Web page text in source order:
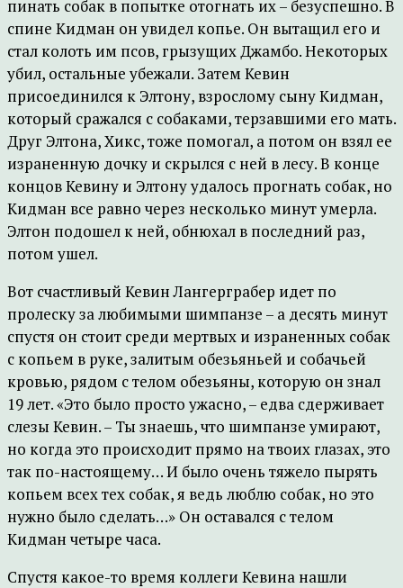
пинать собак в попытке отогнать их – безуспешно. В
спине Кидман он увидел копье. Он вытащил его и
стал колоть им псов, грызущих Джамбо. Некоторых
убил, остальные убежали. Затем Кевин
присоединился к Элтону, взрослому сыну Кидман,
который сражался с собаками, терзавшими его мать.
Друг Элтона, Хикс, тоже помогал, а потом он взял ее
израненную дочку и скрылся с ней в лесу. В конце
концов Кевину и Элтону удалось прогнать собак, но
Кидман все равно через несколько минут умерла.
Элтон подошел к ней, обнюхал в последний раз,
потом ушел.
Вот счастливый Кевин Лангерграбер идет по
пролеску за любимыми шимпанзе – а десять минут
спустя он стоит среди мертвых и израненных собак
с копьем в руке, залитым обезьяньей и собачьей
кровью, рядом с телом обезьяны, которую он знал
19 лет. «Это было просто ужасно, – едва сдерживает
слезы Кевин. – Ты знаешь, что шимпанзе умирают,
но когда это происходит прямо на твоих глазах, это
так по-настоящему… И было очень тяжело пырять
копьем всех тех собак, я ведь люблю собак, но это
нужно было сделать…» Он оставался с телом
Кидман четыре часа.
Спустя какое-то время коллеги Кевина нашли